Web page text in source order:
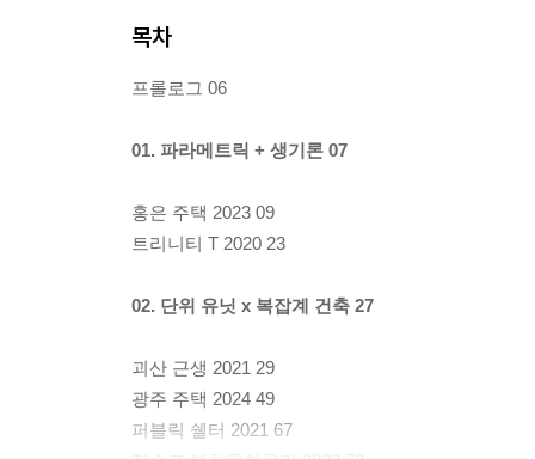
목차
프롤로그 06
01. 파라메트릭 + 생기론 07
홍은 주택 2023 09
트리니티 T 2020 23
02. 단위 유닛 x 복잡계 건축 27
괴산 근생 2021 29
광주 주택 2024 49
퍼블릭 쉘터 2021 67